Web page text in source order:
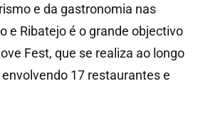
e da gastronomia nas
e Ribatejo é o grande objectivo
Fest, que se realiza ao longo
17 restaurantes e